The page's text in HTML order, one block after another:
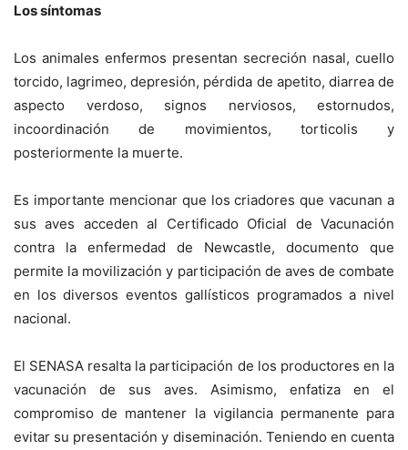
Los síntomas
Los animales enfermos presentan secreción nasal, cuello
torcido, lagrimeo, depresión, pérdida de apetito, diarrea de
aspecto verdoso, signos nerviosos, estornudos,
incoordinación de movimientos, torticolis y
posteriormente la muerte.
Es importante mencionar que los criadores que vacunan a
sus aves acceden al Certificado Oficial de Vacunación
contra la enfermedad de Newcastle, documento que
permite la movilización y participación de aves de combate
en los diversos eventos gallísticos programados a nivel
nacional.
El SENASA resalta la participación de los productores en la
vacunación de sus aves. Asimismo, enfatiza en el
compromiso de mantener la vigilancia permanente para
evitar su presentación y diseminación. Teniendo en cuenta